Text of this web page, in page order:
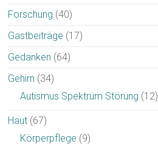
Forschung (40)
Gastbeiträge (17)
Gedanken (64)
Gehirn (34)
Autismus Spektrum Störung (12)
Haut (67)
Körperpflege (9)